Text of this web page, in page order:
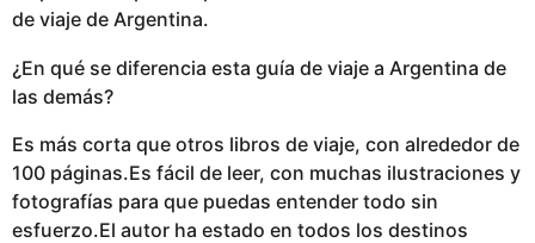
de viaje de Argentina.
¿En qué se diferencia esta guía de viaje a Argentina de
las demás?
Es más corta que otros libros de viaje, con alrededor de
100 páginas.Es fácil de leer, con muchas ilustraciones y
fotografías para que puedas entender todo sin
esfuerzo.El autor ha estado en todos los destinos